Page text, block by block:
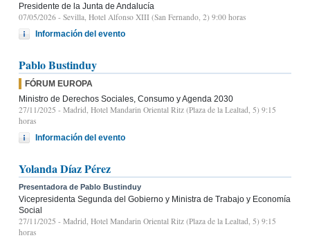
Presidente de la Junta de Andalucía
07/05/2026 - Sevilla, Hotel Alfonso XIII (San Fernando, 2) 9:00 horas
Información del evento
Pablo Bustinduy
FÓRUM EUROPA
Ministro de Derechos Sociales, Consumo y Agenda 2030
27/11/2025 - Madrid, Hotel Mandarin Oriental Ritz (Plaza de la Lealtad, 5) 9:15
horas
Información del evento
Yolanda Díaz Pérez
Presentadora de Pablo Bustinduy
Vicepresidenta Segunda del Gobierno y Ministra de Trabajo y Economía
Social
27/11/2025 - Madrid, Hotel Mandarin Oriental Ritz (Plaza de la Lealtad, 5) 9:15
horas